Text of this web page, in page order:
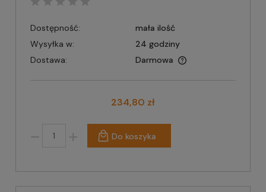
Dostępność:
mała ilość
Wysyłka w:
24 godziny
Dostawa:
Darmowa
234,80 zł
Do koszyka